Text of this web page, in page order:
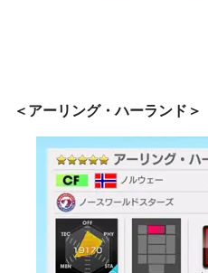
＜アーリング・ハーランド＞